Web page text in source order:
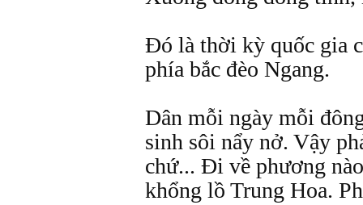
Đó là thời kỳ quốc gia
phía bắc đèo Ngang.
Dân mỗi ngày mỗi
sinh sôi nẩy nở. Vậy
chứ... Đi về phương
khổng lồ Trung Hoa.